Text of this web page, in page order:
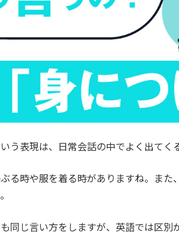
う表現は、日常会話の中でよく出てく
る時や服を着る時がありますね。ま
同じ言い方をしますが、英語では区